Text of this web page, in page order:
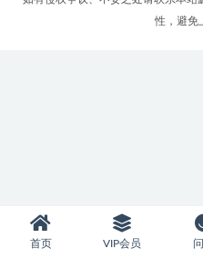
性，避免
首页 VIP会员